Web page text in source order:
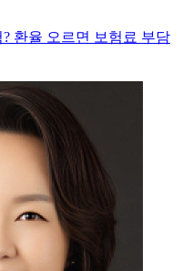
환율 오르면 보험료 부담